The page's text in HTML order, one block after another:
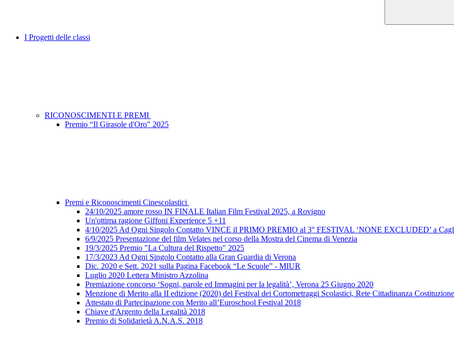
I Progetti delle classi
RICONOSCIMENTI E PREMI
Premio “Il Girasole d'Oro" 2025
Premi e Riconoscimenti Cinescolastici
24/10/2025 amore rosso IN FINALE Italian Film Festival 2025, a Rovigno
Un'ottima ragione Giffoni Experience 5 +11
4/10/2025 Ad Ogni Singolo Contatto VINCE il PRIMO PREMIO al 3° FESTIVAL ‘NONE EXCLUDED’ a
6/9/2025 Presentazione del film Velates nel corso della Mostra del Cinema di Venezia
19/3/2025 Premio "La Cultura del Rispetto" 2025
17/3/2023 Ad Ogni Singolo Contatto alla Gran Guardia di Verona
Dic. 2020 e Sett. 2021 sulla Pagina Facebook “Le Scuole” - MIUR
Luglio 2020 Lettera Ministro Azzolina
Premiazione concorso ‘Sogni, parole ed Immagini per la legalità’, Verona 25 Giugno 2020
Menzione di Merito alla II edizione (2020) del Festival dei Cortometraggi Scolastici, Rete Cittadinanza
Attestato di Partecipazione con Merito all’Euroschool Festival 2018
Chiave d'Argento della Legalità 2018
Premio di Solidarietà A.N.A.S. 2018